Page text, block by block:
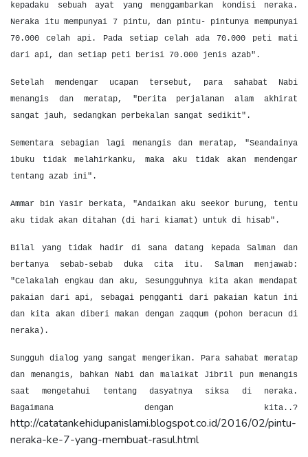
kepadaku sebuah ayat yang menggambarkan kondisi neraka.
Neraka itu mempunyai 7 pintu, dan pintu- pintunya mempunyai
70.000 celah api. Pada setiap celah ada 70.000 peti mati
dari api, dan setiap peti berisi 70.000 jenis azab".
Setelah mendengar ucapan tersebut, para sahabat Nabi
menangis dan meratap, "Derita perjalanan alam akhirat
sangat jauh, sedangkan perbekalan sangat sedikit".
Sementara sebagian lagi menangis dan meratap, "Seandainya
ibuku tidak melahirkanku, maka aku tidak akan mendengar
tentang azab ini".
Ammar bin Yasir berkata, "Andaikan aku seekor burung, tentu
aku tidak akan ditahan (di hari kiamat) untuk di hisab".
Bilal yang tidak hadir di sana datang kepada Salman dan
bertanya sebab-sebab duka cita itu. Salman menjawab:
"Celakalah engkau dan aku, Sesungguhnya kita akan mendapat
pakaian dari api, sebagai pengganti dari pakaian katun ini
dan kita akan diberi makan dengan zaqqum (pohon beracun di
neraka).
Sungguh dialog yang sangat mengerikan. Para sahabat meratap
dan menangis, bahkan Nabi dan malaikat Jibril pun menangis
saat mengetahui tentang dasyatnya siksa di neraka.
Bagaimana dengan kita..?
http://catatankehidupanislami.blogspot.co.id/2016/02/pintu-
neraka-ke-7-yang-membuat-rasul.html